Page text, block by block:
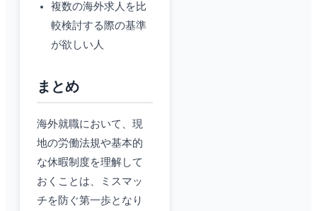
複数の海外求人を比
較検討する際の基準
が欲しい人
まとめ
海外就職において、現
地の労働法規や基本的
な休暇制度を理解して
おくことは、ミスマッ
チを防ぐ第一歩となり